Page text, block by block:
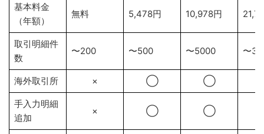
基本料金
（年額）
無料 5,478円 10,978円
取引明細件
数
〜200 〜500 〜5000 〜
海外取引所 × ◯ ◯
手入力明細
追加
× ◯ ◯